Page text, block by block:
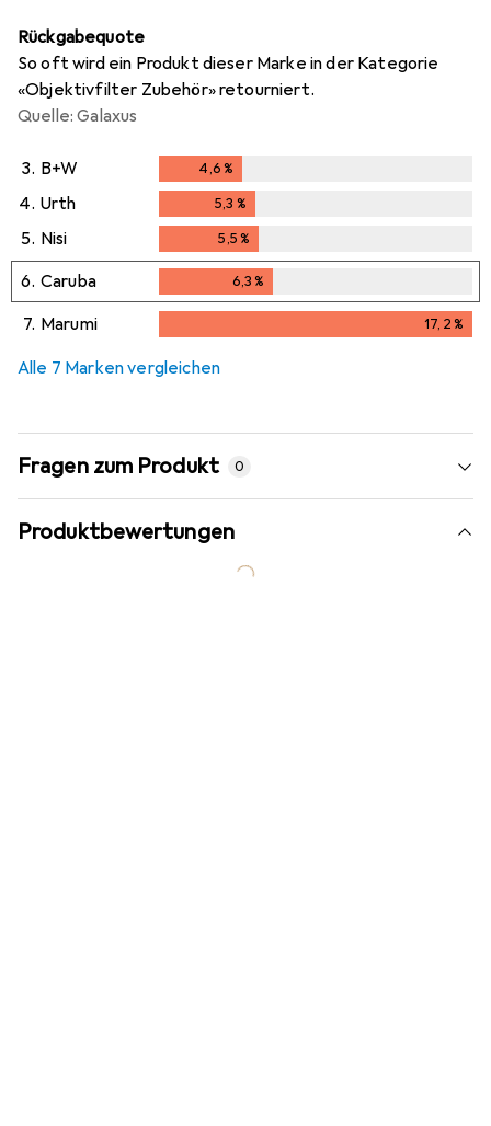
Rückgabequote
So oft wird ein Produkt dieser Marke in der Kategorie
«Objektivfilter Zubehör» retourniert.
Quelle: Galaxus
3. B+W 4,6%
4. Urth 5,3 %
5. Nisi 5,5%
6. Caruba 6,3%
7. Marumi 17,2%
Alle 7 Marken vergleichen
Fragen zum Produkt 0
Produktbewertungen